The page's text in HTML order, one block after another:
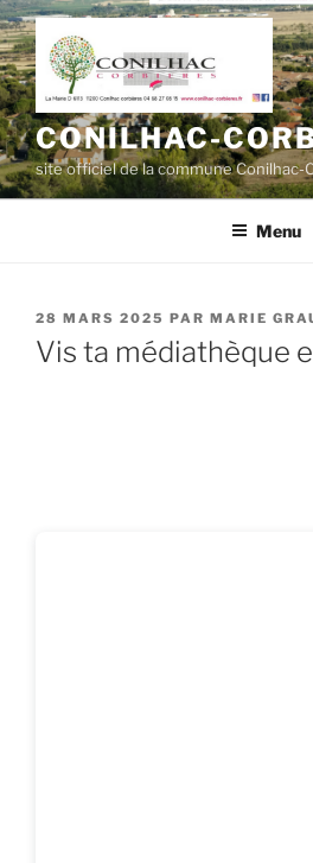
Aller
au
contenu
principal
CONILHAC-
site officiel de la commune Conilhac-
Menu
PUBLIÉ
LE
28 MARS 2025 PAR MARIE
Vis ta médiathèque